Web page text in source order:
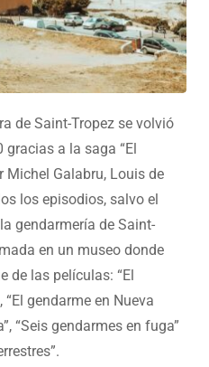
de Saint-Tropez se volvió
a la saga “El
Michel Galabru, Louis de
los episodios, salvo el
gendarmería de Saint-
en un museo donde
de las películas: “El
gendarme en Nueva
“Seis gendarmes en fuga”